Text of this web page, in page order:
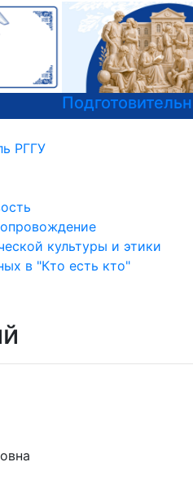
к ЕГЭ
РГГУ
культуры и этики
в "Кто есть кто"